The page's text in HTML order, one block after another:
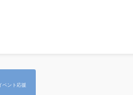
ベント応援